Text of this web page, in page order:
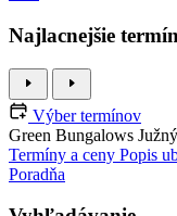
Najlacnejšie
Výber termínov
Green Bungalows
Termíny a ceny Popis
Poradňa